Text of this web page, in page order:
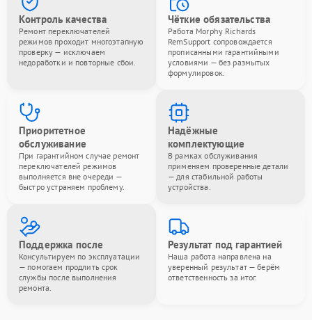
Контроль качества
Ремонт переключателей
режимов проходит многоэтапную
проверку — исключаем
недоработки и повторные сбои.
Чёткие обязательства
Работа Morphy Richards
RemSupport сопровождается
прописанными гарантийными
условиями — без размытых
формулировок.
Приоритетное
обслуживание
При гарантийном случае ремонт
переключателей режимов
выполняется вне очереди —
быстро устраняем проблему.
Надёжные
комплектующие
В рамках обслуживания
применяем проверенные детали
— для стабильной работы
устройства.
Поддержка после
Консультируем по эксплуатации
— помогаем продлить срок
службы после выполнения
ремонта.
Результат под гарантией
Наша работа направлена на
уверенный результат — берём
ответственность за итог.